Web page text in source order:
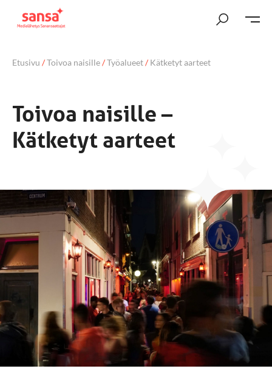
Etusivu /Toivoa naisille/Työalueet/Kätketyt aarteet
Toivoa naisille –
Kätketyt aarteet